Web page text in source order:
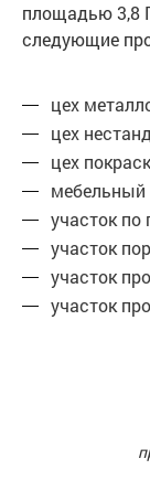
площадью 3,8
следующие
цех
цех
цех
мебельный
участок
участок
участок
участок